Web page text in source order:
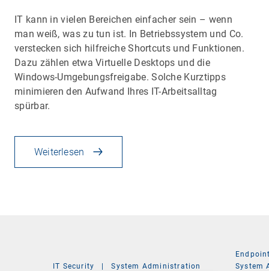
IT kann in vielen Bereichen einfacher sein – wenn
man weiß, was zu tun ist. In Betriebssystem und Co.
verstecken sich hilfreiche Shortcuts und Funktionen.
Dazu zählen etwa Virtuelle Desktops und die
Windows-Umgebungsfreigabe. Solche Kurztipps
minimieren den Aufwand Ihres IT-Arbeitsalltag
spürbar.
Weiterlesen
IT Security | System Administration
System